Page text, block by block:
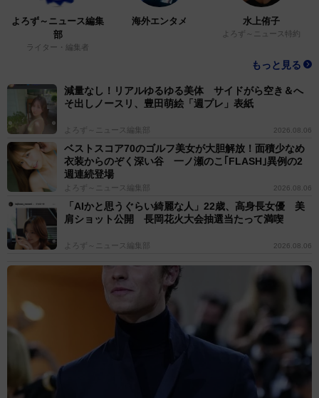
よろず～ニュース編集
部
ライター・編集者
海外エンタメ 水上侑子
よろず～ニュース特約
もっと見る
減量なし！リアルゆるゆる美体 サイドがら空き＆へ
そ出しノースリ、豊田萌絵「週プレ」表紙
よろず～ニュース編集部 2026.08.06
ベストスコア70のゴルフ美女が大胆解放！面積少なめ
衣装からのぞく深い谷 一ノ瀬のこ｢FLASH｣異例の2
週連続登場
よろず～ニュース編集部 2026.08.06
「AIかと思うぐらい綺麗な人」22歳、高身長女優 美
肩ショット公開 長岡花火大会抽選当たって満喫
よろず～ニュース編集部 2026.08.06